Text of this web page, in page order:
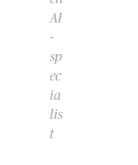
AI
-
sp
ec
ia
lis
t